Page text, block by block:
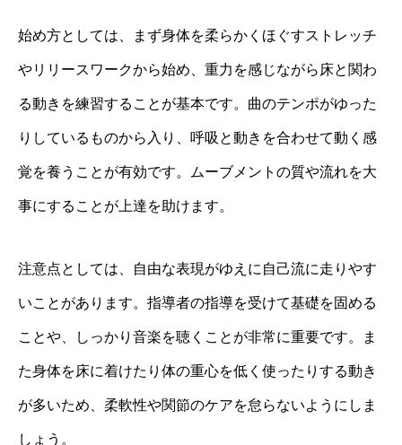
始め方としては、まず身体を柔らかくほぐすストレッチ
やリリースワークから始め、重力を感じながら床と関わ
る動きを練習することが基本です。曲のテンポがゆった
りしているものから入り、呼吸と動きを合わせて動く感
覚を養うことが有効です。ムーブメントの質や流れを大
事にすることが上達を助けます。
注意点としては、自由な表現がゆえに自己流に走りやす
いことがあります。指導者の指導を受けて基礎を固める
ことや、しっかり音楽を聴くことが非常に重要です。ま
た身体を床に着けたり体の重心を低く使ったりする動き
が多いため、柔軟性や関節のケアを怠らないようにしま
しょう。